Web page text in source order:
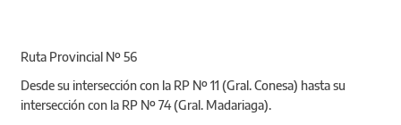
Ruta Provincial Nº 56
Desde su intersección con la RP Nº 11 (Gral. Conesa) hasta su
intersección con la RP Nº 74 (Gral. Madariaga).